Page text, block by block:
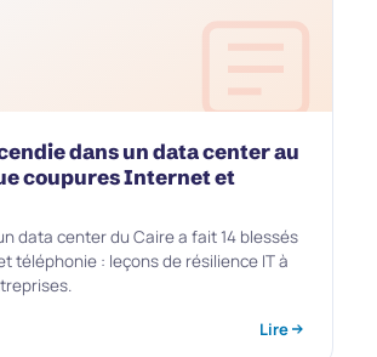
dans un data center au
coupures Internet et
data center du Caire a fait 14 blessés
téléphonie : leçons de résilience IT à
Lire